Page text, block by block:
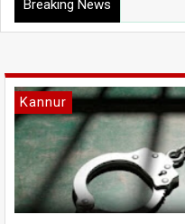
Breaking News
Kannur